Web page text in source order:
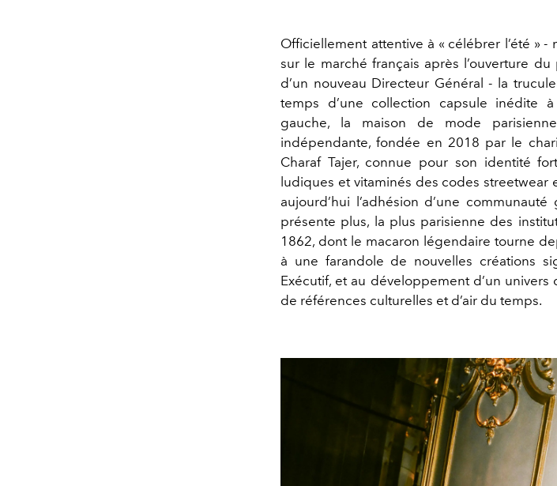
Officiellement attentive à « célébrer l’été »
sur le marché français après l’ouverture
d’un nouveau Directeur Général - la
temps d’une collection capsule inédite
gauche, la maison de mode
indépendante, fondée en 2018 par le
Charaf Tajer,connue pour son identité
ludiques et vitaminés des codes
aujourd’hui l’adhésion d’une
présente plus, la plus parisienne des
1862, dont le macaron légendaire tourne
à une farandole de nouvelles créations
Exécutif, et au développement d’un univers
de références culturelles et d’air du temps.